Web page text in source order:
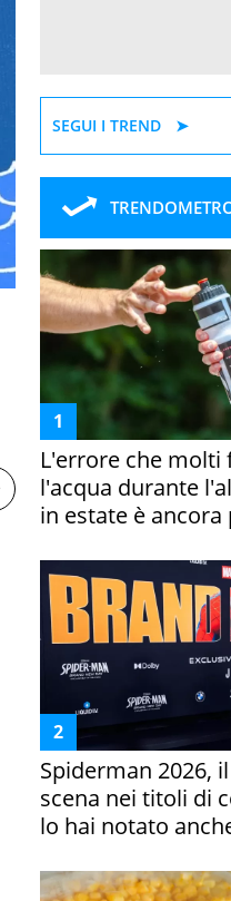
SEGUI I TREND
L'errore che molti
l'acqua durante
in estate è ancora
Spiderman 2026,
scena nei titoli di
lo hai notato